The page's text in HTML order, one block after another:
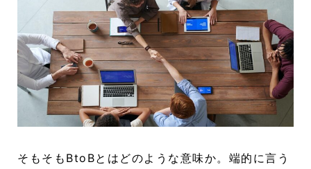
そもそもBtoBとはどのような意味か。端的に言う